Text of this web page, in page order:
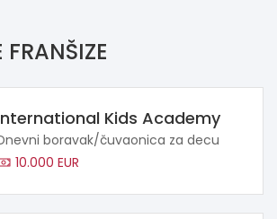
Kids Academy
boravak/čuvaonica za decu
10.000 EUR